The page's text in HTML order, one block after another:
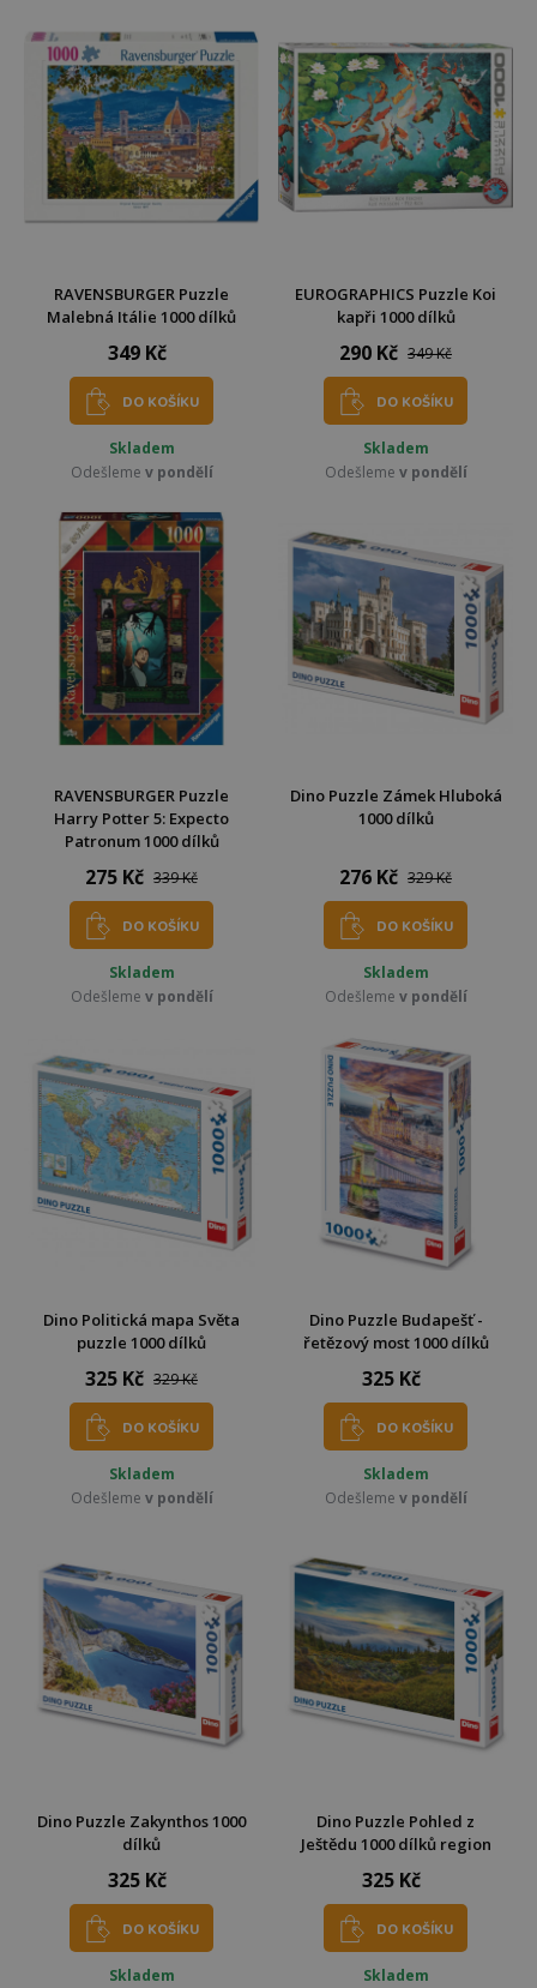
RAVENSBURGER Puzzle
Malebná Itálie 1000 dílků
349 Kč
DO KOŠÍKU
Skladem
Odešleme v pondělí
EUROGRAPHICS Puzzle Koi
kapři 1000 dílků
290 Kč 349 Kč
DO KOŠÍKU
Skladem
Odešleme v pondělí
RAVENSBURGER Puzzle
Harry Potter 5: Expecto
Patronum 1000 dílků
275 Kč 339 Kč
DO KOŠÍKU
Skladem
Odešleme v pondělí
Dino Puzzle Zámek Hluboká
1000 dílků
276 Kč 329 Kč
DO KOŠÍKU
Skladem
Odešleme v pondělí
Dino Politická mapa Světa
puzzle 1000 dílků
325 Kč 329 Kč
DO KOŠÍKU
Skladem
Odešleme v pondělí
Dino Puzzle Budapešť -
řetězový most 1000 dílků
325 Kč
DO KOŠÍKU
Skladem
Odešleme v pondělí
Dino Puzzle Zakynthos 1000
dílků
325 Kč
DO KOŠÍKU
Skladem
Dino Puzzle Pohled z
Ještědu 1000 dílků region
325 Kč
DO KOŠÍKU
Skladem